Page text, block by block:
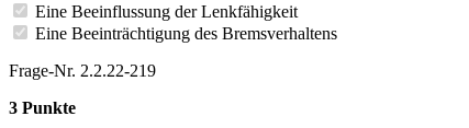
Eine Beeinflussung der Lenkfähigkeit
Eine Beeinträchtigung des Bremsverhaltens
Frage-Nr. 2.2.22-219
3 Punkte